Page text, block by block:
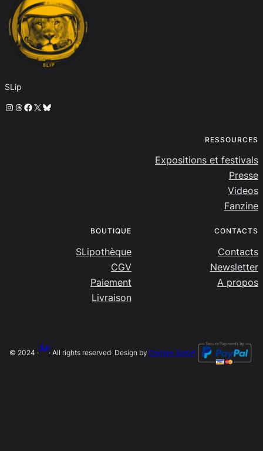
SLip
Instagram
Threads
Facebook
X Bluesky
RESSOURCES
Expositions et festivals
Presse
Videos
Fanzine
BOUTIQUE
SLipothèque
CGV
Paiement
Livraison
CONTACTS
Contacts
Newsletter
A propos
© 2024 ·
SLip
· All rights reserved· Design by Damien Salort